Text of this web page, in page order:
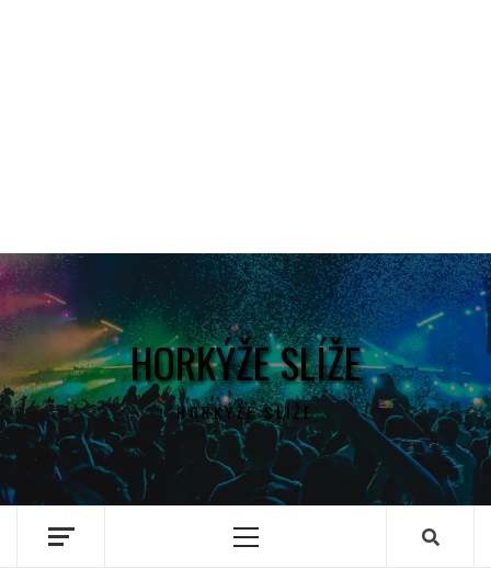
HORKÝŽE SLÍŽE
HORKÝŽE SLÍŽE
Primary